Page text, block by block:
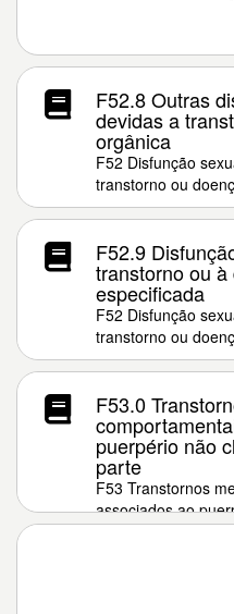
F52.8 Outras
devidas a
orgânica
F52 Disfunção
transtorno ou
F52.9
transtorno ou
especificada
F52 Disfunção
transtorno ou
F53.0
puerpério não
parte
F53 Transtornos
associados ao
outra parte